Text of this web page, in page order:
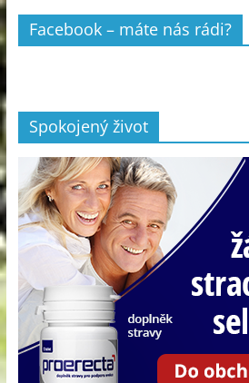
Facebook – máte nás rádi?
Spokojený život